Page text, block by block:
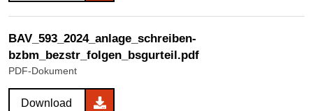
BAV_593_2024_anlage_schreiben-
bzbm_bezstr_folgen_bsgurteil.pdf
PDF-Dokument
Download